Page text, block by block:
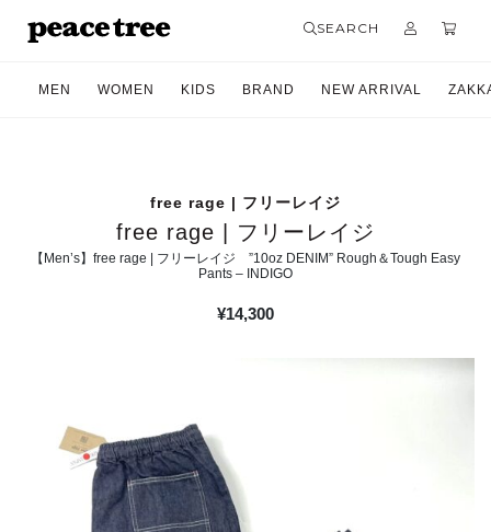
SEARCH
MEN WOMEN KIDS BRAND NEW ARRIVAL
free rage | フリーレイジ
free rage | フリーレイジ
【Men’s】free rage | フリーレイジ ”10oz DENIM” Rough＆Tough Easy
Pants – INDIGO
¥14,300